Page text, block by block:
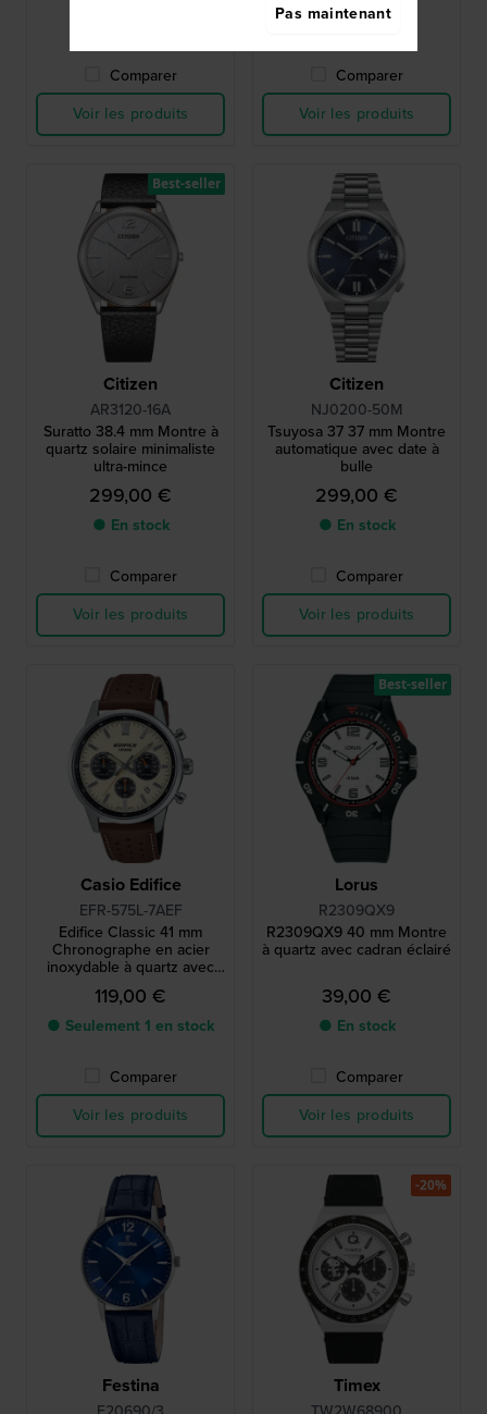
Comparer
Voir les produits
● En stock
Comparer
Voir les produits
Citizen
AR3120-16A
Suratto 38.4 mm Montre à
quartz solaire minimaliste
ultra-mince
299,00 €
● En stock
Comparer
Voir les produits
Best-seller
Citizen
NJ0200-50M
Tsuyosa 37 37 mm Montre
automatique avec date à
bulle
299,00 €
● En stock
Comparer
Voir les produits
Casio Edifice
EFR-575L-7AEF
Edifice Classic 41 mm
Chronographe en acier
inoxydable à quartz avec
date.
119,00 €
● Seulement 1 en stock
Comparer
Voir les produits
Lorus
R2309QX9
R2309QX9 40 mm Montre
à quartz avec cadran éclairé
39,00 €
● En stock
Comparer
Voir les produits
Best-seller
Festina Timex
-20%
Pas maintenant